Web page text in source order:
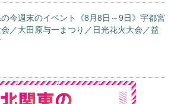
今週末のイベント《8月8日～9日》宇都宮
／大田原与一まつり／日光花火大会／益